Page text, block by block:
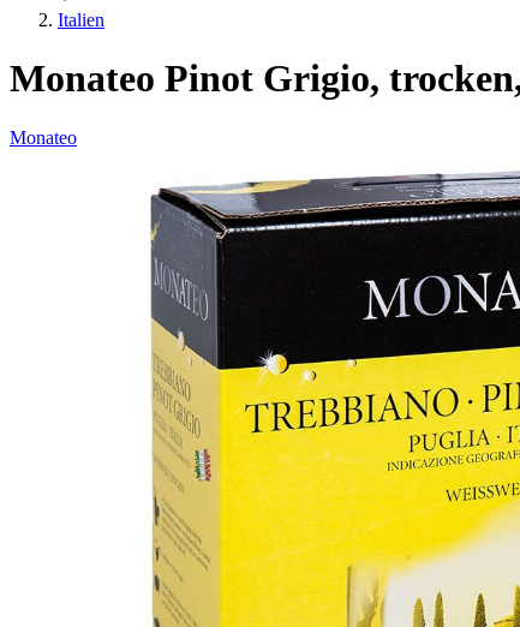
Italien
Monateo Pinot Grigio,
Monateo